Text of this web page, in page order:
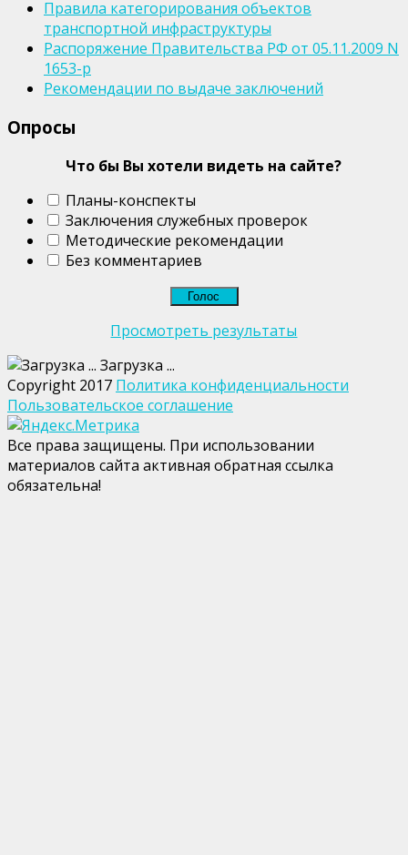
Правила категорирования объектов
транспортной инфраструктуры
Распоряжение Правительства РФ от 05.11.2009 N
1653-р
Рекомендации по выдаче заключений
Опросы
Что бы Вы хотели видеть на сайте?
Планы-конспекты
Заключения служебных проверок
Методические рекомендации
Без комментариев
Просмотреть результаты
Загрузка ...
Copyright 2017 Политика конфиденциальности
Пользовательское соглашение
Все права защищены. При использовании
материалов сайта активная обратная ссылка
обязательна!